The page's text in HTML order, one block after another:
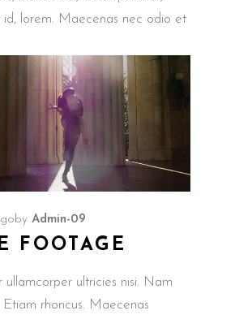
id, lorem. Maecenas nec odio et
by Admin-09
FOOTAGE
ullamcorper ultricies nisi. Nam
rhoncus. Maecenas